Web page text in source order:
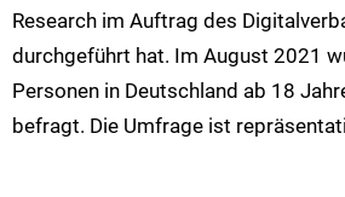
Research im Auftrag des
durchgeführt hat. Im August 2021
Personen in Deutschland ab 18
befragt. Die Umfrage ist